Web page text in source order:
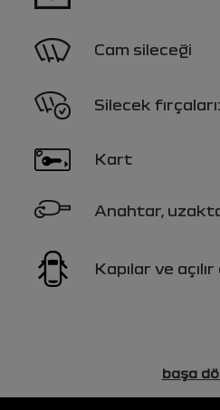
Cam sileceği
Silecek
Kart
Anahtar,
Kapılar ve
başa